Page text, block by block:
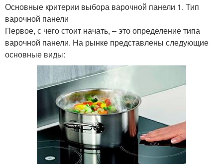
Основные критерии выбора варочной панели 1. Тип
варочной панели
Первое, с чего стоит начать, – это определение типа
варочной панели. На рынке представлены следующие
основные виды: